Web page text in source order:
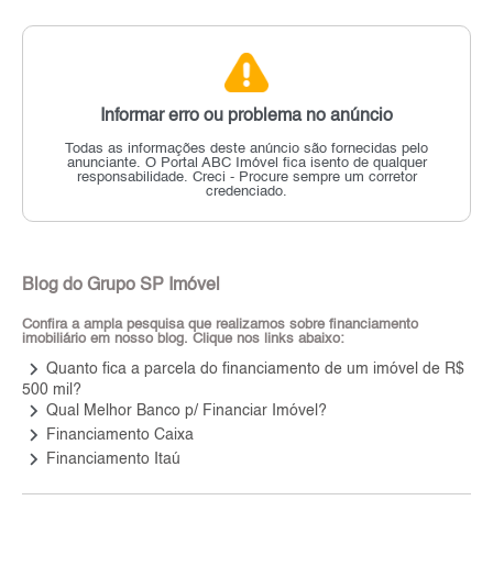
Informar erro ou problema no anúncio
Todas as informações deste anúncio são fornecidas pelo
anunciante. O Portal ABC Imóvel fica isento de qualquer
responsabilidade. Creci - Procure sempre um corretor
credenciado.
Blog do Grupo SP Imóvel
Confira a ampla pesquisa que realizamos sobre financiamento
imobiliário em nosso blog. Clique nos links abaixo:
keyboard_arrow_right Quanto fica a parcela do financiamento de um imóvel de R$
500 mil?
keyboard_arrow_right Qual Melhor Banco p/ Financiar Imóvel?
keyboard_arrow_right Financiamento Caixa
keyboard_arrow_right Financiamento Itaú